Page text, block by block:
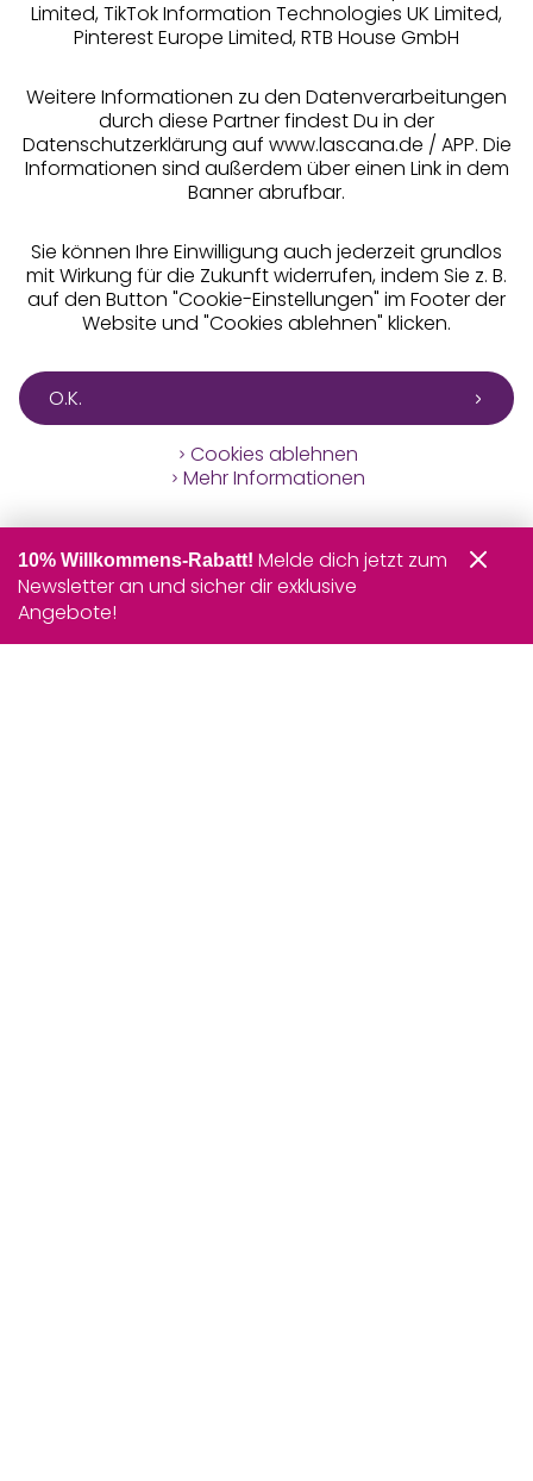
Alle Preise inkl. MwSt., zzgl.
Versandkosten
Limited, TikTok Information Technologies UK Limited,
Pinterest Europe Limited, RTB House GmbH
Weitere Informationen zu den Datenverarbeitungen
durch diese Partner findest Du in der
Datenschutzerklärung auf www.lascana.de / APP. Die
Informationen sind außerdem über einen Link in dem
Banner abrufbar.
Sie können Ihre Einwilligung auch jederzeit grundlos
mit Wirkung für die Zukunft widerrufen, indem Sie z. B.
auf den Button "Cookie-Einstellungen" im Footer der
Website und "Cookies ablehnen" klicken.
O.K.
Cookies ablehnen
Mehr Informationen
10% Willkommens-Rabatt! Melde dich jetzt zum
Newsletter an und sicher dir exklusive
Angebote!